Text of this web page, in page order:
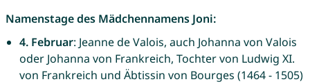
Namenstage des Mädchennamens Joni:
4. Februar: Jeanne de Valois, auch Johanna von Valois
oder Johanna von Frankreich, Tochter von Ludwig XI.
von Frankreich und Äbtissin von Bourges (1464 - 1505)